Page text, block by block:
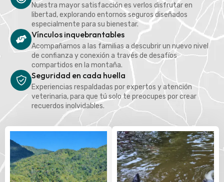
Nuestra mayor satisfacción es verlos disfrutar en
libertad, explorando entornos seguros diseñados
especialmente para su bienestar.
Vínculos inquebrantables
Acompañamos a las familias a descubrir un nuevo nivel
de confianza y conexión a través de desafíos
compartidos en la montaña.
Seguridad en cada huella
Experiencias respaldadas por expertos y atención
veterinaria, para que tú solo te preocupes por crear
recuerdos inolvidables.